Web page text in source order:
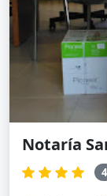
Notaría
4